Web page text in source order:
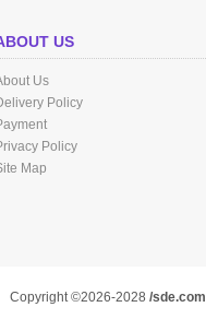
US
Us
Policy
Policy
Map
Copyright ©2026-2028 /sde.com